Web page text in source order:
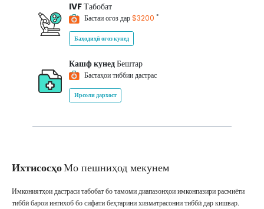
IVFТабобат
Бастаи оғоз дар$3200 *
Баҳодиҳӣ оғоз кунед
Кашф кунедБештар
Бастаҳои тиббии дастрас
Ирсоли дархост
ИхтисосҳоМо пешниҳод мекунем
Имкониятҳои дастраси табобат бо тамоми диапазонҳои имконпазири расмиёти
тиббӣ барои интихоб бо сифати беҳтарини хизматрасонии тиббӣ дар кишвар.